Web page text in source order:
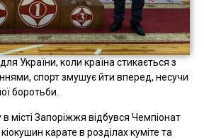
України, коли країна стикається з
спорт змушує йти вперед, несучи
боротьби.
місті Запоріжжя відбувся Чемпіонат
карате в розділах куміте та